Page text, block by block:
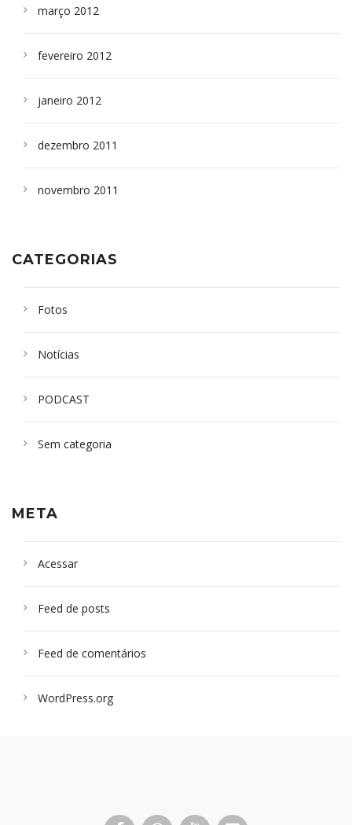
março 2012
fevereiro 2012
janeiro 2012
dezembro 2011
novembro 2011
CATEGORIAS
Fotos
Notícias
PODCAST
Sem categoria
META
Acessar
Feed de posts
Feed de comentários
WordPress.org